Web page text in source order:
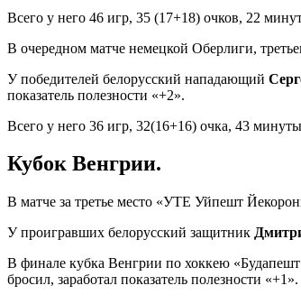
Всего у него 46 игр, 35 (17+18) очков, 22
В очередном матче немецкой Оберлиги,
У победителей белорусский нападающий
показатель полезности «+2».
Всего у него 36 игр, 32(16+16) очка, 43
Кубок Венгрии.
В матче за третье место «УТЕ Уйпешт
У проигравших белорусский защитник
В финале кубка Венгрии по хоккею
бросил, заработал показатель полезности «+1».